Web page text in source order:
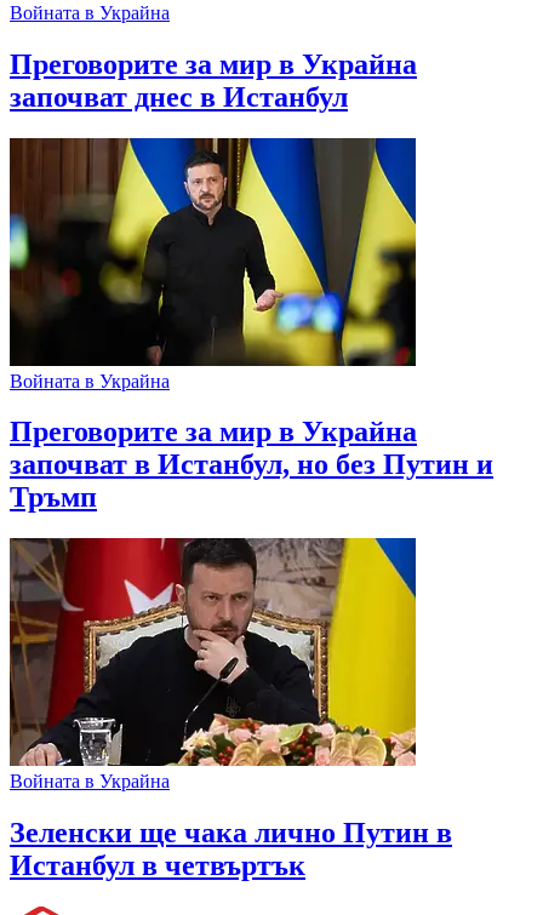
Войната в Украйна
Преговорите за мир в Украйна
започват днес в Истанбул
Войната в Украйна
Преговорите за мир в Украйна
започват в Истанбул, но без Путин и
Тръмп
Войната в Украйна
Зеленски ще чака лично Путин в
Истанбул в четвъртък